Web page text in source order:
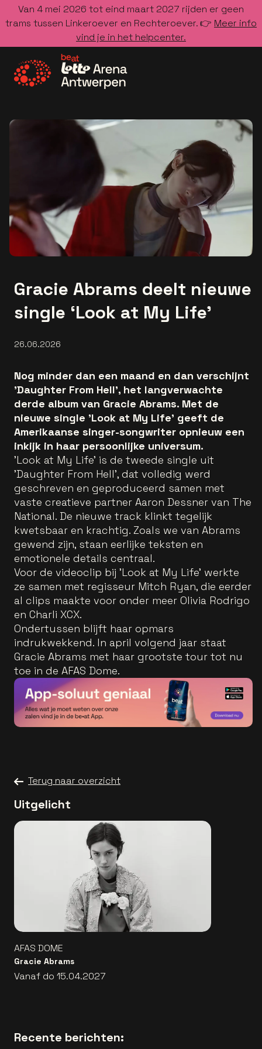
Van 4 mei 2026 tot eind maart 2027 rijden er geen
trams tussen Linkeroever en Rechteroever. 👉 Meer info
vind je in het helpcenter.
Gracie Abrams deelt nieuwe
single ‘Look at My Life’
26.06.2026
Nog minder dan een maand en dan verschijnt
'Daughter From Hell', het langverwachte
derde album van Gracie Abrams. Met de
nieuwe single 'Look at My Life' geeft de
Amerikaanse singer-songwriter opnieuw een
inkijk in haar persoonlijke universum.
'Look at My Life' is de tweede single uit
'Daughter From Hell', dat volledig werd
geschreven en geproduceerd samen met
vaste creatieve partner Aaron Dessner van The
National. De nieuwe track klinkt tegelijk
kwetsbaar en krachtig. Zoals we van Abrams
gewend zijn, staan eerlijke teksten en
emotionele details centraal.
Voor de videoclip bij 'Look at My Life' werkte
ze samen met regisseur Mitch Ryan, die eerder
al clips maakte voor onder meer Olivia Rodrigo
en Charli XCX.
Ondertussen blijft haar opmars
indrukwekkend. In april volgend jaar staat
Gracie Abrams met haar grootste tour tot nu
toe in de AFAS Dome.
Terug naar overzicht
Uitgelicht
AFAS DOME
Gracie Abrams
Vanaf do 15.04.2027
Recente berichten: